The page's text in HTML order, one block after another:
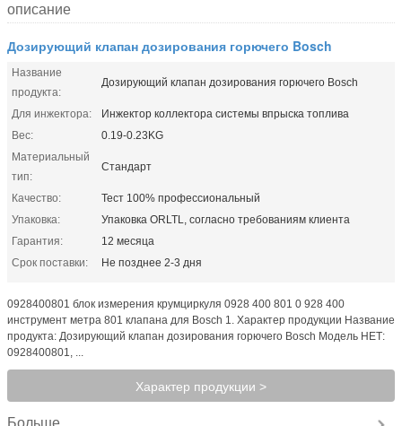
описание
Дозирующий клапан дозирования горючего Bosch
Название
продукта:
Дозирующий клапан дозирования горючего Bosch
Для инжектора:
Инжектор коллектора системы впрыска топлива
Вес:
0.19-0.23KG
Материальный
тип:
Стандарт
Качество:
Тест 100% профессиональный
Упаковка:
Упаковка ORLTL, согласно требованиям клиента
Гарантия:
12 месяца
Срок поставки:
Не позднее 2-3 дня
0928400801 блок измерения крумциркуля 0928 400 801 0 928 400
инструмент метра 801 клапана для Bosch 1. Характер продукции Название
продукта: Дозирующий клапан дозирования горючего Bosch Модель НЕТ:
0928400801, ...
Характер продукции >
Больше